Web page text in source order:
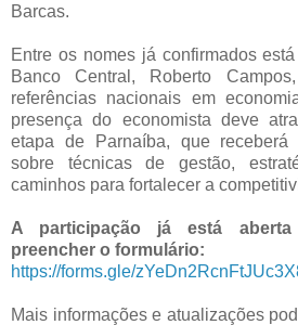
Barcas.
Entre os nomes já confirmados
Banco Central, Roberto
referências nacionais em
presença do economista deve
etapa de Parnaíba, que receberá
sobre técnicas de gestão,
caminhos para fortalecer a
A participação já está
preencher o formulário:
https://forms.gle/
Mais informações e atualizações